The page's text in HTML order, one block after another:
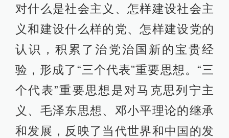
对什么是社会主义、怎样建设社会主
义和建设什么样的党、怎样建设党的
认识，积累了治党治国新的宝贵经
验，形成了“三个代表”重要思想。“三
个代表”重要思想是对马克思列宁主
义、毛泽东思想、邓小平理论的继承
和发展，反映了当代世界和中国的发